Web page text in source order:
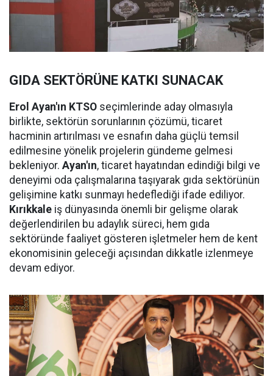
GIDA SEKTÖRÜNE KATKI SUNACAK
Erol Ayan'ın KTSO seçimlerinde aday olmasıyla
birlikte, sektörün sorunlarının çözümü, ticaret
hacminin artırılması ve esnafın daha güçlü temsil
edilmesine yönelik projelerin gündeme gelmesi
bekleniyor. Ayan'ın, ticaret hayatından edindiği bilgi ve
deneyimi oda çalışmalarına taşıyarak gıda sektörünün
gelişimine katkı sunmayı hedeflediği ifade ediliyor.
Kırıkkale iş dünyasında önemli bir gelişme olarak
değerlendirilen bu adaylık süreci, hem gıda
sektöründe faaliyet gösteren işletmeler hem de kent
ekonomisinin geleceği açısından dikkatle izlenmeye
devam ediyor.